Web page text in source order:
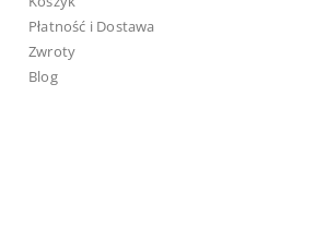
Płatność i Dostawa
Zwroty
Blog